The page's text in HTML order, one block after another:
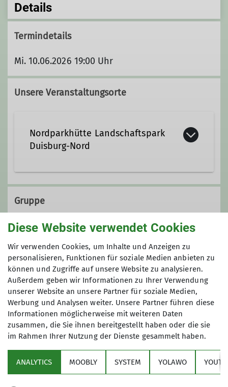
Details
Termindetails
Mi. 10.06.2026 19:00 Uhr
Unsere Veranstaltungsorte
Nordparkhütte Landschaftspark
Duisburg-Nord
Emscherstraße 71
Gruppe
KulTourgruppe
Die KulTourwandergruppe verbindet
das Wandern mit einem kulturellen
Ereignis, wobei sich die Schwerpunkte
auch schon mal verlagern dürfen.
Unsere Ziele liegen oft im Ruhrgebiet,
Radius von etwa 50 km um Duisburg.
Außer am Wochenende starten wir
Sektion
Diese Website verwendet Cookies
Wir verwenden Cookies, um Inhalte und Anzeigen zu
personalisieren, Funktionen für soziale Medien anbieten zu
können und Zugriffe auf unsere Website zu analysieren.
Außerdem geben wir Informationen zu Ihrer Verwendung
unserer Website an unsere Partner für soziale Medien,
Werbung und Analysen weiter. Unsere Partner führen diese
Informationen möglicherweise mit weiteren Daten
zusammen, die Sie ihnen bereitgestellt haben oder die sie
im Rahmen Ihrer Nutzung der Dienste gesammelt haben.
ANALYTICS MOOBLY SYSTEM YOLAWO